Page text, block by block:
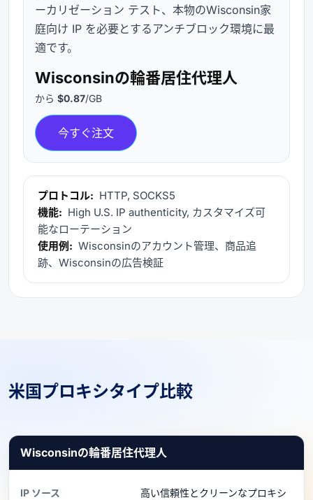
ーカリゼーション テスト、本物のWisconsin家
庭向け IP を必要とするアンチブロック環境に最
適です。
Wisconsinの輪番居住代理人
から $0.87/GB
今すぐ注文
プロトコル: HTTP, SOCKS5
機能: High U.S. IP authenticity, カスタマイズ可
能なローテーション
使用例: Wisconsinのアカウント管理、商品追
跡、Wisconsinの広告検証
米国プロキシタイプ比較
Wisconsinの輪番居住代理人
IP ソース
高い信頼性とクリーンなプロキシ